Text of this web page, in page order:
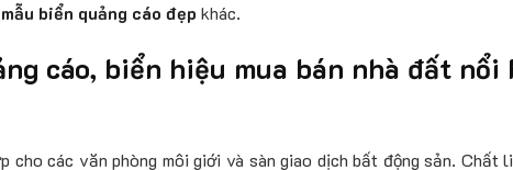
mẫu biển quảng cáo đẹp khác.
cáo, biển hiệu mua bán nhà đất
cho các văn phòng môi giới và sàn giao dịch bất động sản. Chất